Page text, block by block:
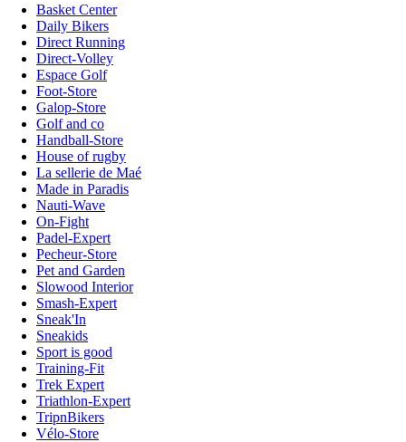
Basket Center
Daily Bikers
Direct Running
Direct-Volley
Espace Golf
Foot-Store
Galop-Store
Golf and co
Handball-Store
House of rugby
La sellerie de Maé
Made in Paradis
Nauti-Wave
On-Fight
Padel-Expert
Pecheur-Store
Pet and Garden
Slowood Interior
Smash-Expert
Sneak'In
Sneakids
Sport is good
Training-Fit
Trek Expert
Triathlon-Expert
TripnBikers
Vélo-Store